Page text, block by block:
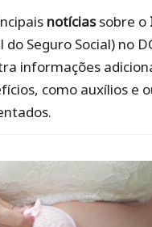
notíciassobre o
Seguro Social) no
informações
como auxílios e